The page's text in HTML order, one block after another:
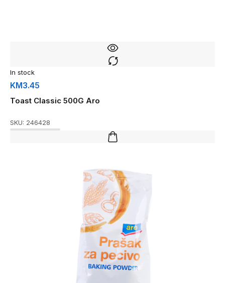
In stock
KM3.45
Toast Classic 500G Aro
SKU: 246428